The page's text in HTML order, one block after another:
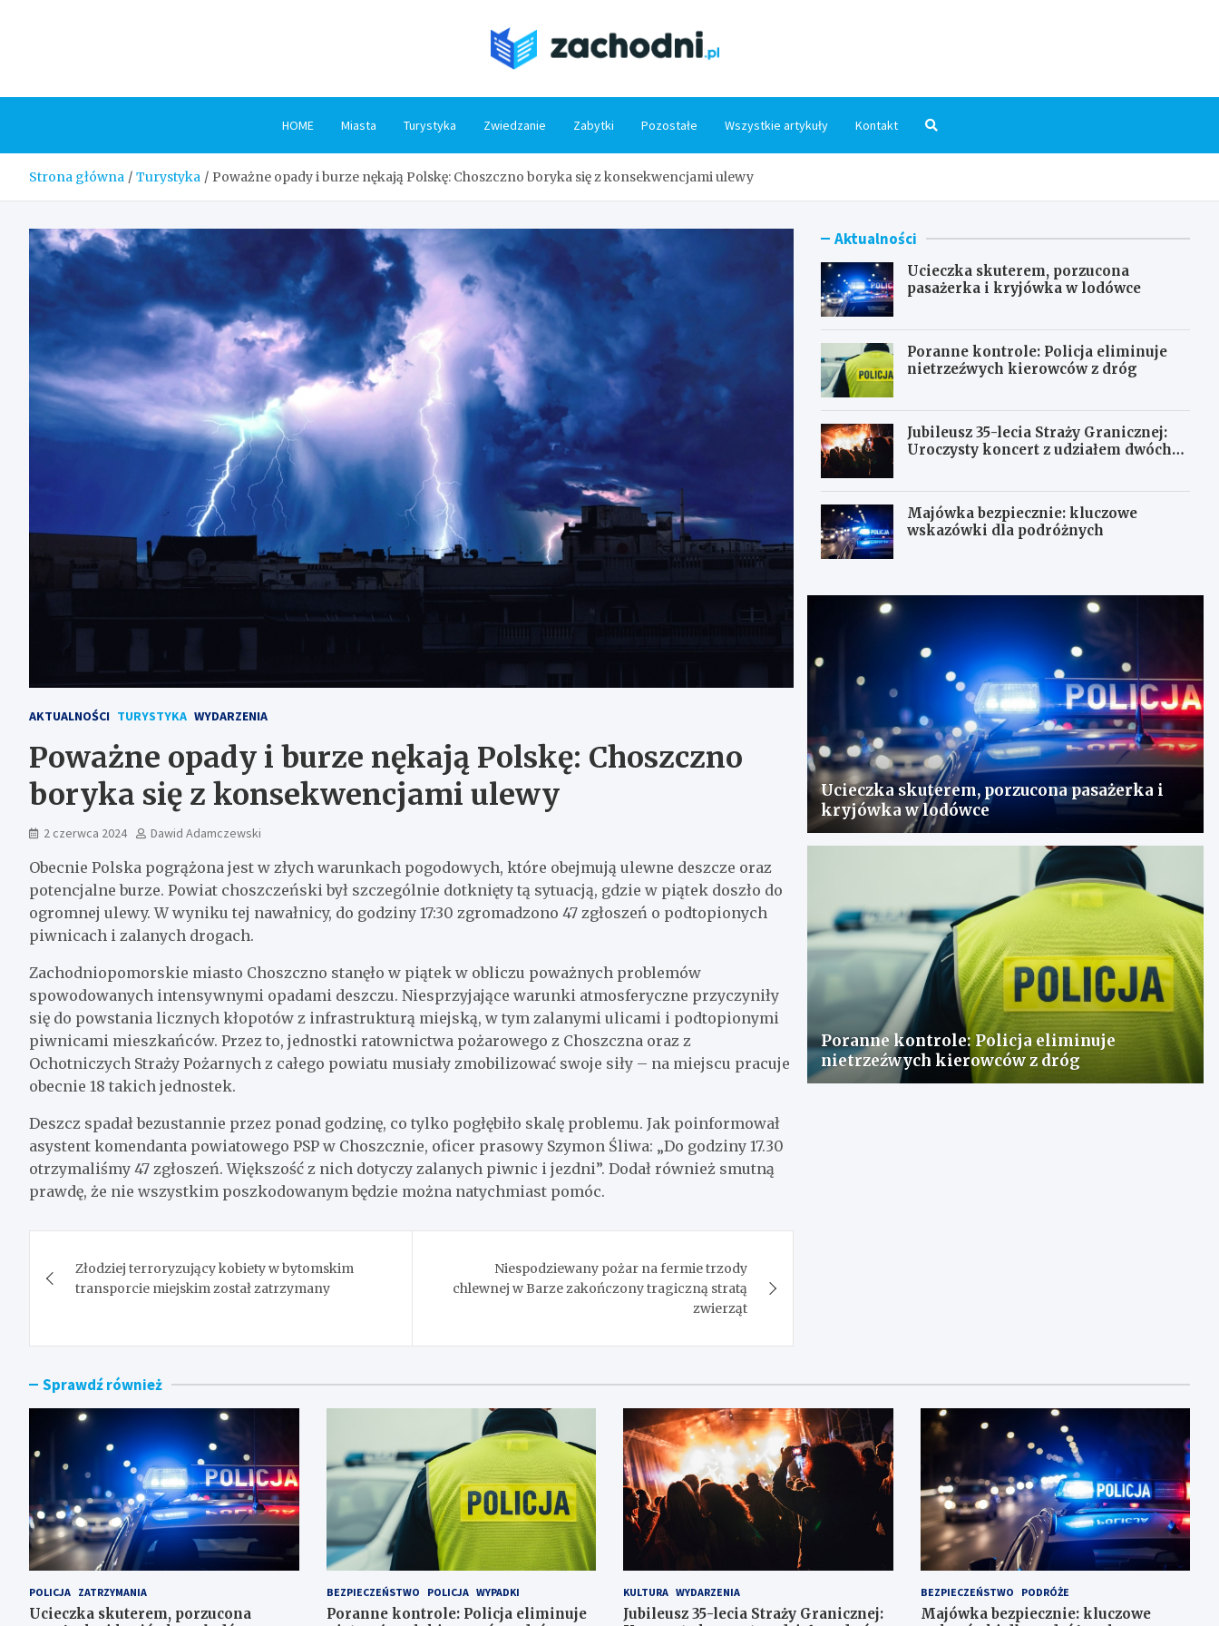
HOME Miasta Turystyka Zwiedzanie Zabytki Pozostałe Wszystkie artykuły Kontakt
Strona główna Turystyka Poważne opady i burze nękają Polskę: Choszczno boryka się z konsekwencjami ulewy
AKTUALNOŚCI TURYSTYKA WYDARZENIA
Poważne opady i burze nękają Polskę: Choszczno
boryka się z konsekwencjami ulewy
2 czerwca 2024 Dawid Adamczewski
Obecnie Polska pogrążona jest w złych warunkach pogodowych, które obejmują ulewne deszcze oraz
potencjalne burze. Powiat choszczeński był szczególnie dotknięty tą sytuacją, gdzie w piątek doszło do
ogromnej ulewy. W wyniku tej nawałnicy, do godziny 17:30 zgromadzono 47 zgłoszeń o podtopionych
piwnicach i zalanych drogach.
Zachodniopomorskie miasto Choszczno stanęło w piątek w obliczu poważnych problemów
spowodowanych intensywnymi opadami deszczu. Niesprzyjające warunki atmosferyczne przyczyniły
się do powstania licznych kłopotów z infrastrukturą miejską, w tym zalanymi ulicami i podtopionymi
piwnicami mieszkańców. Przez to, jednostki ratownictwa pożarowego z Choszczna oraz z
Ochotniczych Straży Pożarnych z całego powiatu musiały zmobilizować swoje siły – na miejscu pracuje
obecnie 18 takich jednostek.
Deszcz spadał bezustannie przez ponad godzinę, co tylko pogłębiło skalę problemu. Jak poinformował
asystent komendanta powiatowego PSP w Choszcznie, oficer prasowy Szymon Śliwa: „Do godziny 17.30
otrzymaliśmy 47 zgłoszeń. Większość z nich dotyczy zalanych piwnic i jezdni”. Dodał również smutną
prawdę, że nie wszystkim poszkodowanym będzie można natychmiast pomóc.
wpisu
Złodziej terroryzujący kobiety w bytomskim
transporcie miejskim został zatrzymany
Niespodziewany pożar na fermie trzody
chlewnej w Barze zakończony tragiczną stratą
zwierząt
Aktualności
Ucieczka skuterem, porzucona
pasażerka i kryjówka w lodówce
Poranne kontrole: Policja eliminuje
nietrzeźwych kierowców z dróg
Jubileusz 35-lecia Straży Granicznej:
Uroczysty koncert z udziałem dwóch
Majówka bezpiecznie: kluczowe
wskazówki dla podróżnych
Ucieczka skuterem, porzucona pasażerka i
kryjówka w lodówce
Poranne kontrole: Policja eliminuje
nietrzeźwych kierowców z dróg
Sprawdź również
POLICJA ZATRZYMANIA
Ucieczka skuterem, porzucona
BEZPIECZEŃSTWO POLICJA WYPADKI
Poranne kontrole: Policja eliminuje
KULTURA WYDARZENIA
Jubileusz 35-lecia Straży Granicznej:
BEZPIECZEŃSTWO PODRÓŻE
Majówka bezpiecznie: kluczowe